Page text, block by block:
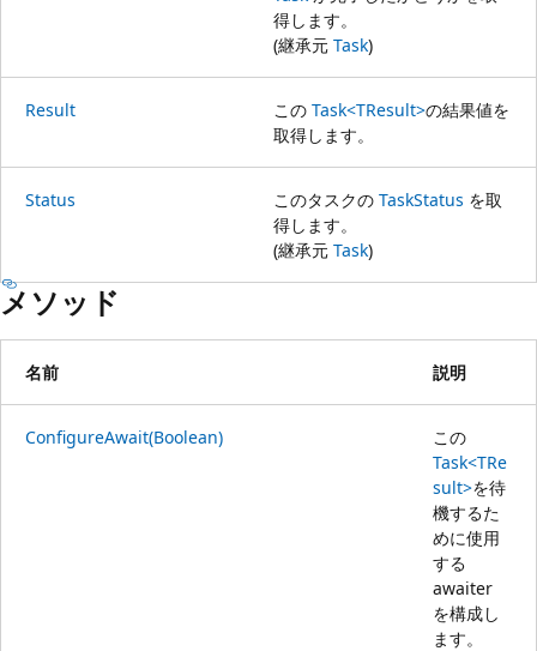
得します。
(継承元 Task)
Result この Task<TResult>の結果値を
取得します。
Status このタスクの TaskStatus を取
得します。
(継承元 Task)
メソッド
名前 説明
ConfigureAwait(Boolean)
この
Task<TRe
sult>を待
機するた
めに使用
する
awaiter
を構成し
ます。